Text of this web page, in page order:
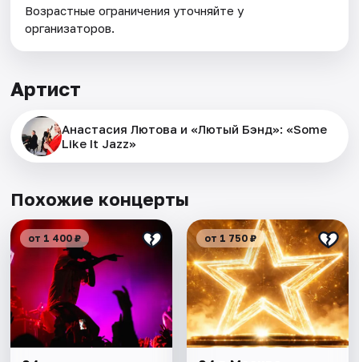
Возрастные ограничения уточняйте у
организаторов.
Артист
Анастасия Лютова и «Лютый Бэнд»: «Some
Like It Jazz»
Похожие концерты
от 1 400 ₽ от 1 750 ₽